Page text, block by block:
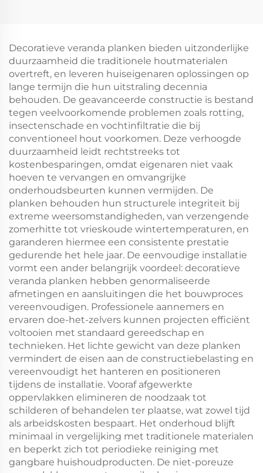
Decoratieve veranda planken bieden uitzonderlijke
duurzaamheid die traditionele houtmaterialen
overtreft, en leveren huiseigenaren oplossingen op
lange termijn die hun uitstraling decennia
behouden. De geavanceerde constructie is bestand
tegen veelvoorkomende problemen zoals rotting,
insectenschade en vochtinfiltratie die bij
conventioneel hout voorkomen. Deze verhoogde
duurzaamheid leidt rechtstreeks tot
kostenbesparingen, omdat eigenaren niet vaak
hoeven te vervangen en omvangrijke
onderhoudsbeurten kunnen vermijden. De
planken behouden hun structurele integriteit bij
extreme weersomstandigheden, van verzengende
zomerhitte tot vrieskoude wintertemperaturen, en
garanderen hiermee een consistente prestatie
gedurende het hele jaar. De eenvoudige installatie
vormt een ander belangrijk voordeel: decoratieve
veranda planken hebben genormaliseerde
afmetingen en aansluitingen die het bouwproces
vereenvoudigen. Professionele aannemers en
ervaren doe-het-zelvers kunnen projecten efficiënt
voltooien met standaard gereedschap en
technieken. Het lichte gewicht van deze planken
vermindert de eisen aan de constructiebelasting en
vereenvoudigt het hanteren en positioneren
tijdens de installatie. Vooraf afgewerkte
oppervlakken elimineren de noodzaak tot
schilderen of behandelen ter plaatse, wat zowel tijd
als arbeidskosten bespaart. Het onderhoud blijft
minimaal in vergelijking met traditionele materialen
en beperkt zich tot periodieke reiniging met
gangbare huishoudproducten. De niet-poreuze